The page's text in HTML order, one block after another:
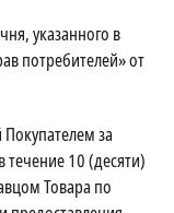
указанного в
потребителей» от
за
10 (десяти)
Товара по